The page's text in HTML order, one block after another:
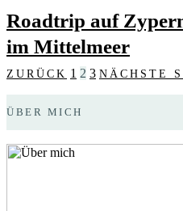
Roadtrip auf
im Mittelmeer
ZURÜCK 1 2 3 NÄCHSTE
ÜBER MICH